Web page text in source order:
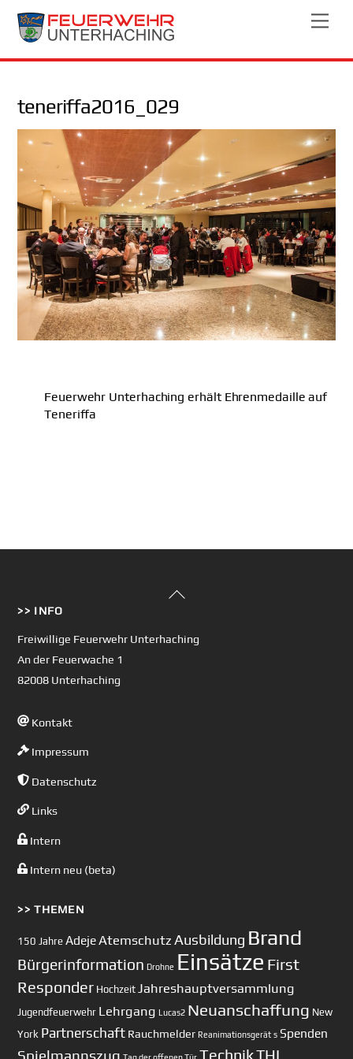
Skip
teneriffa2016_029
Feuerwehr Unterhaching erhält Ehrenmedaille auf
Teneriffa
Back
>> INFO
Freiwillige Feuerwehr Unterhaching
An der Feuerwache 1
82008 Unterhaching
Kontakt
Impressum
Datenschutz
Links
Intern
Intern neu (beta)
>> THEMEN
150 Jahre AdejeAtemschutz Ausbildung Brand
Bürgerinformation Drohne Einsätze First
Responder Hochzeit Jahreshauptversammlung
Jugendfeuerwehr Lehrgang Lucas2 Neuanschaffung New
York Partnerschaft Rauchmelder Reanimationsgerät s Spenden
Spielmannszug TechnikTHL